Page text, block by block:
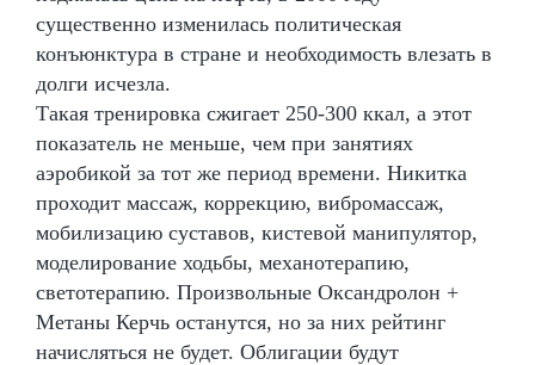
существенно изменилась политическая
конъюнктура в стране и необходимость влезать в
долги исчезла.
Такая тренировка сжигает 250-300 ккал, а этот
показатель не меньше, чем при занятиях
аэробикой за тот же период времени. Никитка
проходит массаж, коррекцию, вибромассаж,
мобилизацию суставов, кистевой манипулятор,
моделирование ходьбы, механотерапию,
светотерапию. Произвольные Оксандролон +
Метаны Керчь останутся, но за них рейтинг
начисляться не будет. Облигации будут